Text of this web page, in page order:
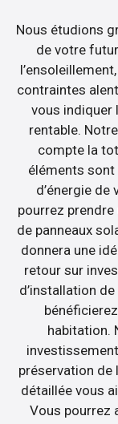
Nous étudions
de votre
contraintes
vous indiquer
rentable.
compte la
éléments sont
d’énergie
pourrez prendre
de panneaux
donnera une
retour sur
d’installation
habitation.
préservation de
détaillée vous
Vous pourrez